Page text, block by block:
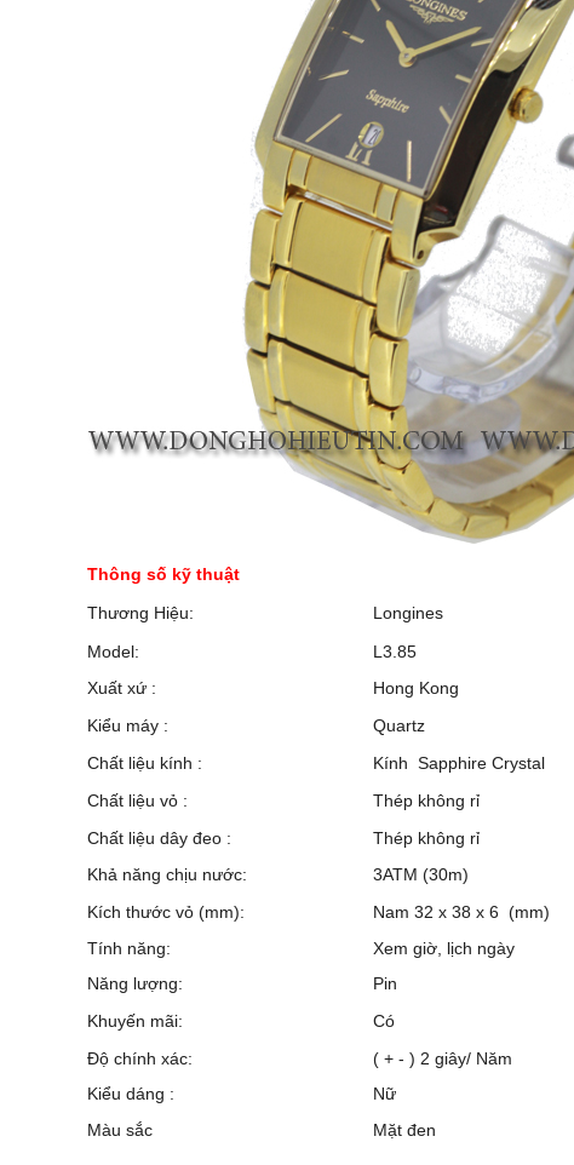
Thông số kỹ thuật
Thương Hiệu:
Longines
Model:
L3.85
Xuất xứ :
Hong Kong
Kiểu máy :
Quartz
Chất liệu kính :
Kính Sapphire Crystal
Chất liệu vỏ :
Thép không rỉ
Chất liệu dây đeo :
Thép không rỉ
Khả năng chịu nước:
3ATM (30m)
Kích thước vỏ (mm):
Nam 32 x 38 x 6 (mm)
Tính năng:
Xem giờ, lịch ngày
Năng lượng:
Pin
Khuyến mãi:
Có
Độ chính xác:
( + - ) 2 giây/ Năm
Kiểu dáng :
Nữ
Màu sắc
Mặt đen